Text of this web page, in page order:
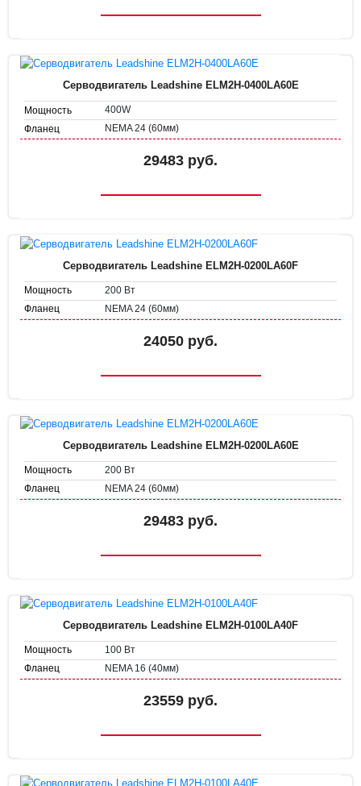
Серводвигатель Leadshine ELM2H-0400LA60E
Мощность
400W
Фланец
NEMA 24 (60мм)
29483 руб.
Серводвигатель Leadshine ELM2H-0200LA60F
Мощность
200 Вт
Фланец
NEMA 24 (60мм)
24050 руб.
Серводвигатель Leadshine ELM2H-0200LA60E
Мощность
200 Вт
Фланец
NEMA 24 (60мм)
29483 руб.
Серводвигатель Leadshine ELM2H-0100LA40F
Мощность
100 Вт
Фланец
NEMA 16 (40мм)
23559 руб.